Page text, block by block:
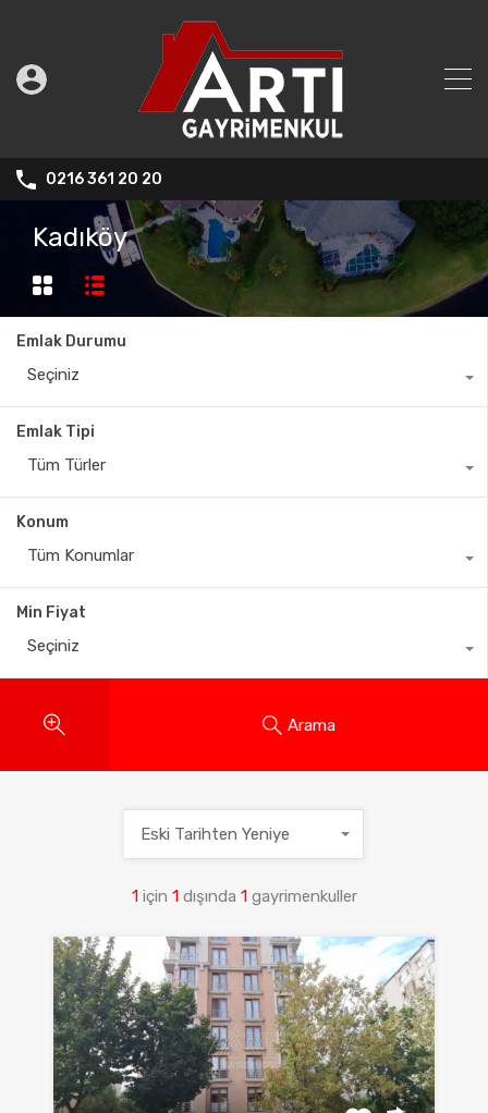
0216 361 20 20
Kadıköy
Emlak Durumu
Seçiniz
Emlak Tipi
Tüm Türler
Konum
Tüm Konumlar
Min Fiyat
Seçiniz
Arama
1 için 1 dışında 1 gayrimenkuller
Eski Tarihten Yeniye